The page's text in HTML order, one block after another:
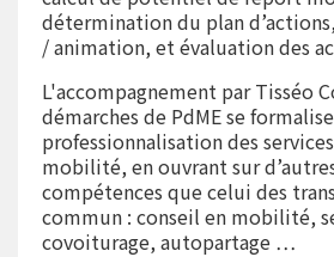
détermination du plan
/ animation, et évaluation des
L'accompagnement par Tisséo
démarches de PdME se
professionnalisation des
mobilité, en ouvrant sur
compétences que celui des
commun : conseil en mobilité,
covoiturage, autopartage …